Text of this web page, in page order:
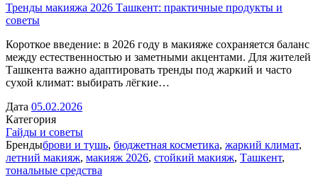
Тренды макияжа 2026 Ташкент: практичные продукты и
советы
Короткое введение: в 2026 году в макияже сохраняется баланс
между естественностью и заметными акцентами. Для жителей
Ташкента важно адаптировать тренды под жаркий и часто
сухой климат: выбирать лёгкие…
Дата 05.02.2026
Категория
Гайды и советы
Брендыброви и тушь, бюджетная косметика, жаркий климат,
летний макияж, макияж 2026, стойкий макияж, Ташкент,
тональные средства